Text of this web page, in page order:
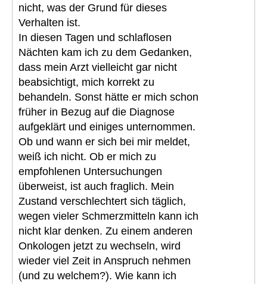
nicht, was der Grund für dieses
Verhalten ist.
In diesen Tagen und schlaflosen
Nächten kam ich zu dem Gedanken,
dass mein Arzt vielleicht gar nicht
beabsichtigt, mich korrekt zu
behandeln. Sonst hätte er mich schon
früher in Bezug auf die Diagnose
aufgeklärt und einiges unternommen.
Ob und wann er sich bei mir meldet,
weiß ich nicht. Ob er mich zu
empfohlenen Untersuchungen
überweist, ist auch fraglich. Mein
Zustand verschlechtert sich täglich,
wegen vieler Schmerzmitteln kann ich
nicht klar denken. Zu einem anderen
Onkologen jetzt zu wechseln, wird
wieder viel Zeit in Anspruch nehmen
(und zu welchem?). Wie kann ich